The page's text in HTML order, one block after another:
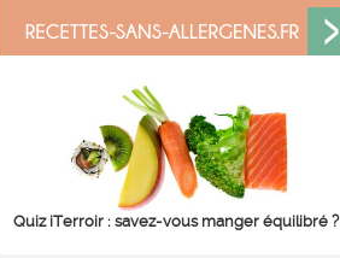
Quiz iTerroir : savez-vous manger équilibré ?